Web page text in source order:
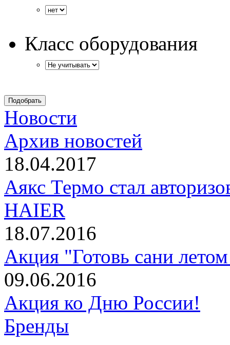
Класс оборудования
Новости
Архив новостей
18.04.2017
Аякс Термо стал
HAIER
18.07.2016
Акция "Готовь сани
09.06.2016
Акция ко Дню России!
Бренды